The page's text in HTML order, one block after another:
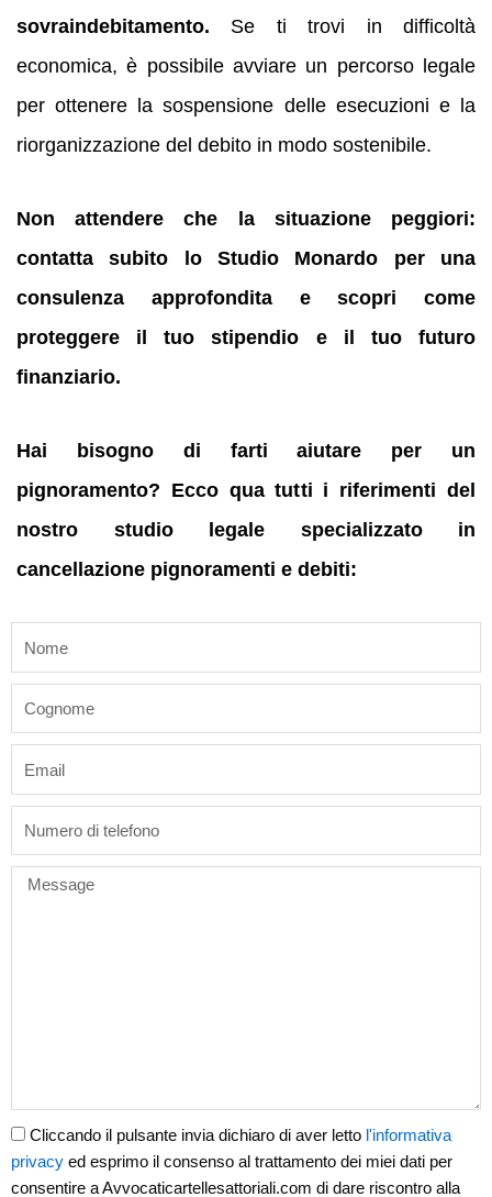
sovraindebitamento. Se ti trovi in difficoltà
economica, è possibile avviare un percorso legale
per ottenere la sospensione delle esecuzioni e la
riorganizzazione del debito in modo sostenibile.
Non attendere che la situazione peggiori:
contatta subito lo Studio Monardo per una
consulenza approfondita e scopri come
proteggere il tuo stipendio e il tuo futuro
finanziario.
Hai bisogno di farti aiutare per un
pignoramento? Ecco qua tutti i riferimenti del
nostro studio legale specializzato in
cancellazione pignoramenti e debiti:
Message
Cliccando il pulsante invia dichiaro di aver letto l'informativa
privacy ed esprimo il consenso al trattamento dei miei dati per
consentire a Avvocaticartellesattoriali.com di dare riscontro alla